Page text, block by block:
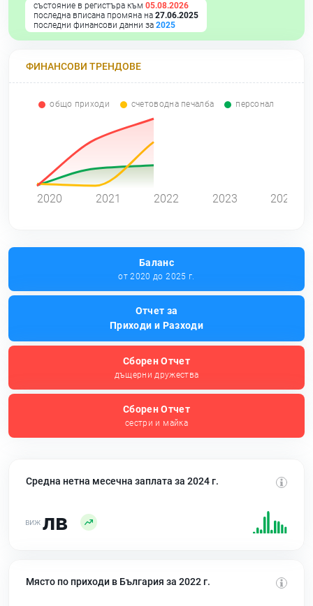
състояние в регистъра към 05.08.2026
последна вписана промяна на 27.06.2025
последни финансови данни за 2025
ФИНАНСОВИ ТРЕНДОВЕ
общо приходи счетоводна печалба персонал
2020 2021 2022 2023 2024
Баланс
от 2020 до 2025 г.
Отчет за
Приходи и Разходи
Сборен Отчет
дъщерни дружества
Сборен Отчет
сестри и майка
Средна нетна месечна заплата за 2024 г.
лв
Място по приходи в България за 2022 г.